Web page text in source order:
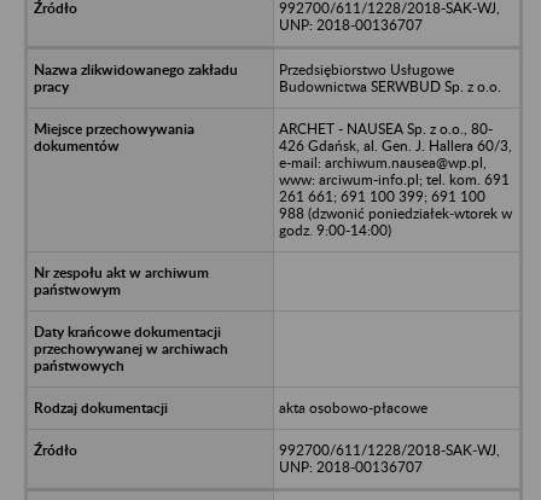
992700/611/1228/2018-SAK-WJ,
UNP: 2018-00136707
Przedsiębiorstwo Usługowe
Budownictwa SERWBUD Sp. z o.o.
ARCHET - NAUSEA Sp. z o.o., 80-
426 Gdańsk, al. Gen. J. Hallera 60/3,
e-mail: archiwum.nausea@wp.pl,
www: arciwum-info.pl; tel. kom. 691
261 661; 691 100 399; 691 100
988 (dzwonić poniedziałek-wtorek w
godz. 9:00-14:00)
akta osobowo-płacowe
992700/611/1228/2018-SAK-WJ,
UNP: 2018-00136707